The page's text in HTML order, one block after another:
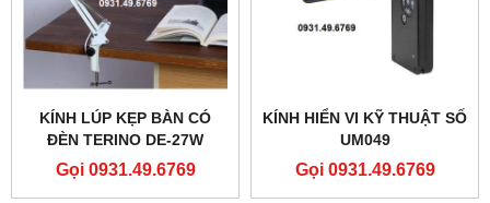
KÍNH LÚP KẸP BÀN CÓ
ĐÈN TERINO DE-27W
Gọi 0931.49.6769
KÍNH HIỂN VI KỸ THUẬT SỐ
UM049
Gọi 0931.49.6769